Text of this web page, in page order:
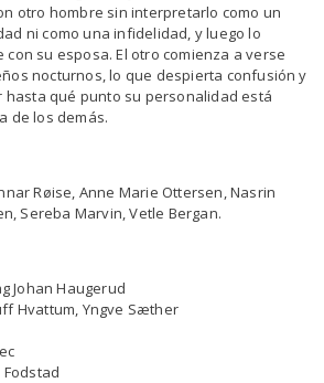
otro hombre sin interpretarlo como un
ni como una infidelidad, y luego lo
su esposa. El otro comienza a verse
nocturnos, lo que despierta confusión y
hasta qué punto su personalidad está
de los demás.
Røise, Anne Marie Ottersen, Nasrin
Sereba Marvin, Vetle Bergan.
Johan Haugerud
Hvattum, Yngve Sæther